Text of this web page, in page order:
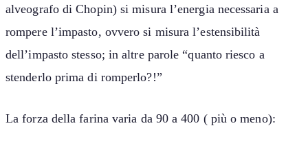
alveografo di Chopin) si misura l’energia necessaria a
rompere l’impasto, ovvero si misura l’estensibilità
dell’impasto stesso; in altre parole “quanto riesco a
stenderlo prima di romperlo?!”
La forza della farina varia da 90 a 400 ( più o meno):